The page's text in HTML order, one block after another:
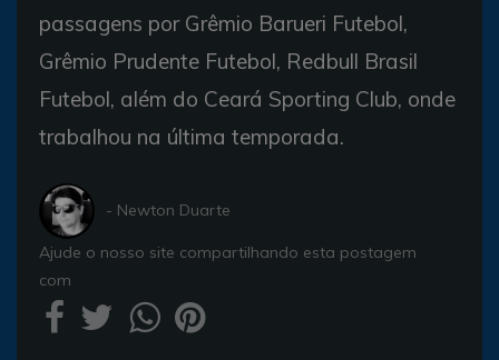
passagens por Grêmio Barueri Futebol,
Grêmio Prudente Futebol, Redbull Brasil
Futebol, além do Ceará Sporting Club, onde
trabalhou na última temporada.
- Newton Duarte
Ajude o nosso site compartilhando esta postagem
com